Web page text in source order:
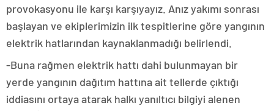
provokasyonu ile karşı karşıyayız. Anız yakımı sonrası
başlayan ve ekiplerimizin ilk tespitlerine göre yangının
elektrik hatlarından kaynaklanmadığı belirlendi.
-Buna rağmen elektrik hattı dahi bulunmayan bir
yerde yangının dağıtım hattına ait tellerde çıktığı
iddiasını ortaya atarak halkı yanıltıcı bilgiyi alenen